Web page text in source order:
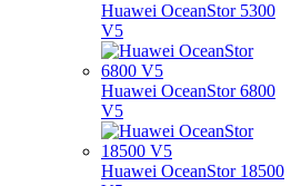
Huawei OceanStor 5300
V5
Huawei OceanStor 6800
V5
Huawei OceanStor 18500